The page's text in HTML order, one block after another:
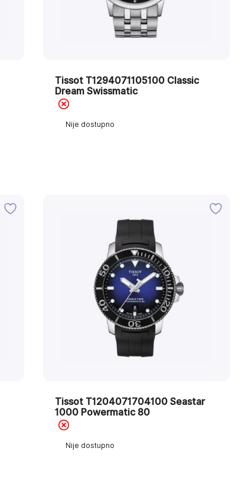
Nije dostupno
Tissot T1294071105100 Classic
Dream Swissmatic
Nije dostupno
Tissot T1204071704100 Seastar
1000 Powermatic 80